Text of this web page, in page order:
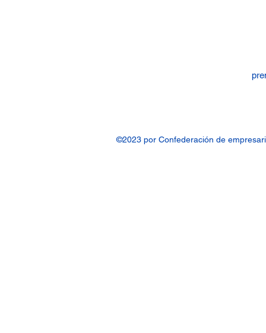
©2023 por Confederación de